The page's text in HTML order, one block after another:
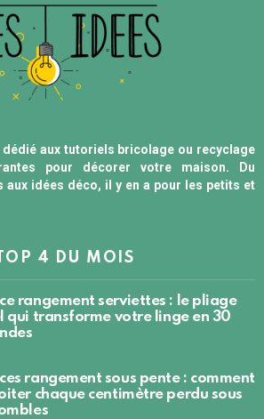
dédié aux tutoriels bricolage ou recyclage
pour décorer votre maison. Du
aux idées déco, il y en a pour les petits et
4 DU MOIS
rangement serviettes : le pliage
qui transforme votre linge en 30
rangement sous pente : comment
chaque centimètre perdu sous